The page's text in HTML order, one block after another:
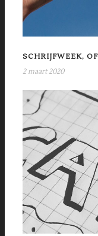
SCHRIJFWEEK,
2 maart 2020